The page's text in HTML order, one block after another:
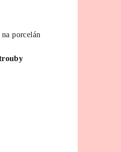
porcelán